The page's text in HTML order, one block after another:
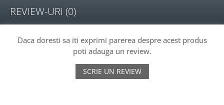
REVIEW-URI (0)
Daca doresti sa iti exprimi parerea despre acest produs
poti adauga un review.
SCRIE UN REVIEW